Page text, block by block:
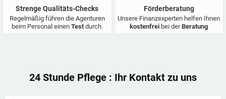
Strenge Qualitäts-Checks
Regelmäßig führen die Agenturen
beim Personal einen Test durch.
Förderberatung
Unsere Finanzexperten helfen Ihnen
kostenfrei bei derBeratung
24 Stunde Pflege : Ihr Kontakt zu uns